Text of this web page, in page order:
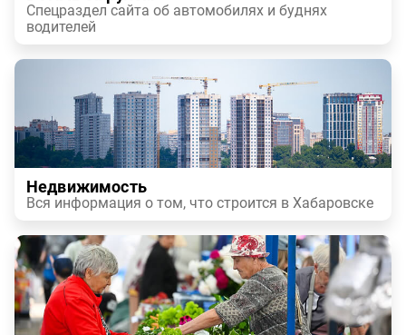
Спецраздел сайта об автомобилях и буднях
водителей
Недвижимость
Вся информация о том, что строится в Хабаровске